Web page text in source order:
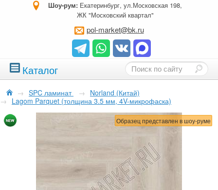
Шоу-рум: Екатеринбург, ул.Московская 198,
ЖК "Московский квартал"
pol-market@bk.ru
Каталог
→ SPC ламинат → Norland (Китай)
→ Lagom Parquet (толщина 3.5 мм, 4V-микрофаска)
Образец представлен в шоу-руме